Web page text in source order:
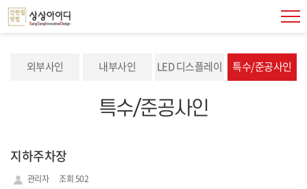
외부사인 내부사인 LED 디스플레이 특수/준공사인
특수/준공사인
지하주차장
관리자 조회 502